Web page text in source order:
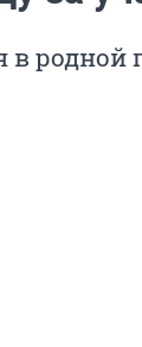
родной